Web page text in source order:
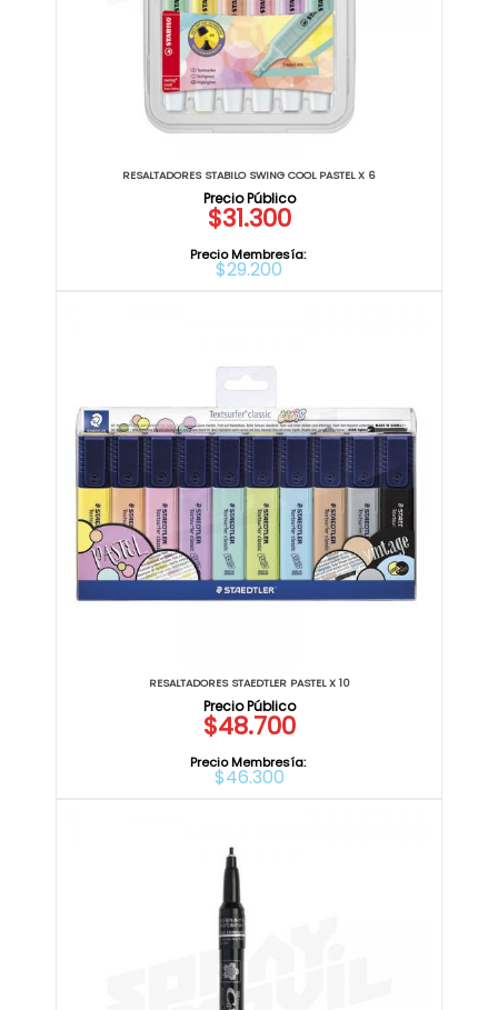
RESALTADORES STABILO SWING COOL PASTEL X 6
$31.300
Precio Membresía:
$29.200
RESALTADORES STAEDTLER PASTEL X 10
$48.700
Precio Membresía:
$46.300